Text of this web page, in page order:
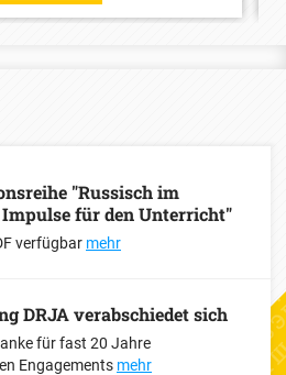
"Russisch im
für den Unterricht"
verfügbar mehr
DRJA verabschiedet sich
für fast 20 Jahre
Engagements mehr